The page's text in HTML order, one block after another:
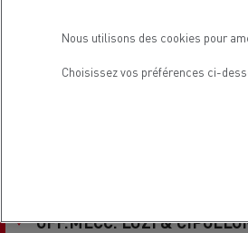
O.M.V.I. SRL
91025 MARSALA (TP)
OFF.MECC. LUZI &
Nous utilisons des cookies pour
Choisissez vos préférences ci-